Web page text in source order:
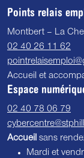
Points relais
Montbert – La
02 40 26 11 62
Accueil et
Espace
02 40 78 06 79
Accueil sans
Mardi et